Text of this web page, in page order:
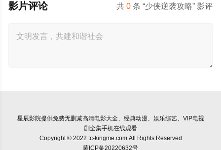
共0 条 “少侠逆袭攻略” 影评
影片评论
星辰影院提供免费无删减高清电影大全、经典动漫、娱乐综艺、VIP电视
剧全集手机在线观看
Copyright © 2022 tc-kingme.com All Rights Reserved
蒙ICP备20220632号